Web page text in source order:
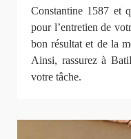
Constantine 1587 et
pour l’entretien de
bon résultat et de la
Ainsi, rassurez à
votre tâche.